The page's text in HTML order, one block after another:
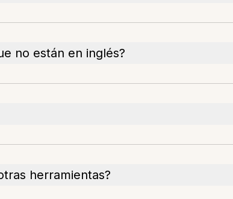
no están en inglés?
herramientas?